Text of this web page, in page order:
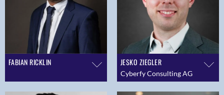
FABIAN RICKLIN JESKO ZIEGLER
Cyberfy Consulting AG